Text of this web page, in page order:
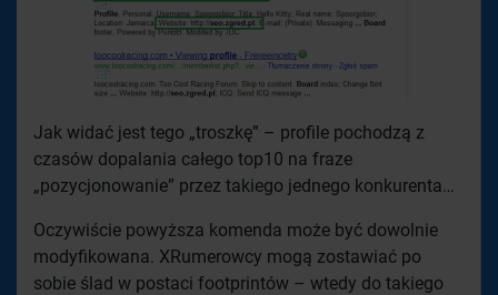
Jak widać jest tego „troszkę” – profile pochodzą z
czasów dopalania całego top10 na fraze
„pozycjonowanie” przez takiego jednego konkurenta…
Oczywiście powyższa komenda może być dowolnie
modyfikowana. XRumerowcy mogą zostawiać po
sobie ślad w postaci footprintów – wtedy do takiego